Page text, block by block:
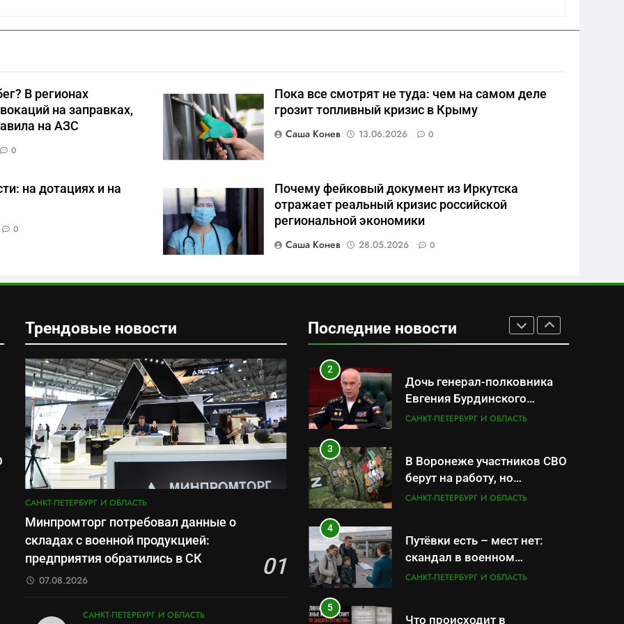
В регионах
на заправках,
на АЗС
0
Пока все смотрят не туда: чем на самом деле
грозит топливный кризис в Крыму
Саша Конев
13.06.2026 0
на дотациях и на
0
Почему фейковый документ из Иркутска
отражает реальный кризис российской
региональной экономики
Саша Конев
28.05.2026 0
Трендовые новости
САНКТ-ПЕТЕРБУРГ И ОБЛАСТЬ
Минпромторг потребовал данные о
складах с военной продукцией:
предприятия обратились в СК
01
07.08.2026
САНКТ-ПЕТЕРБУРГ И ОБЛАСТЬ
Последние новости
«для защиты Отечества»
Что скрывает российский
ВМФ
САНКТ-ПЕТЕРБУРГ И ОБЛАСТЬ
7
провалов и уязвимости
региона
8
Зачистка неба: Силовой
передел авиаотрасли
данные о складах с
военной продукцией:
2
Дочь генерал-полковника
Евгения Бурдинского
оказывает платные услуги
САНКТ-ПЕТЕРБУРГ И ОБЛАСТЬ
3
В Воронеже участников СВО
берут на работу, но
удержаться удаётся не всем
САНКТ-ПЕТЕРБУРГ И ОБЛАСТЬ
4
Путёвки есть – мест нет:
скандал в военном
санатории Владивостока
САНКТ-ПЕТЕРБУРГ И ОБЛАСТЬ
5
Что происходит в